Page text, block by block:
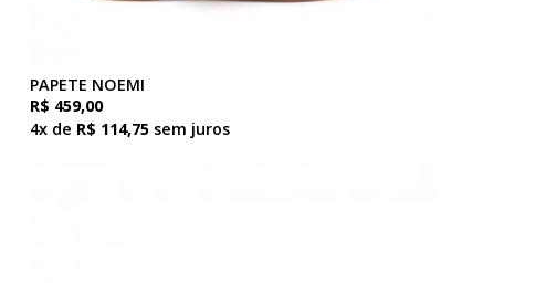
PAPETE NOEMI
R$ 459,00
4x de R$ 114,75 sem juros